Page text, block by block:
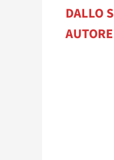
DALLO
AUTORE